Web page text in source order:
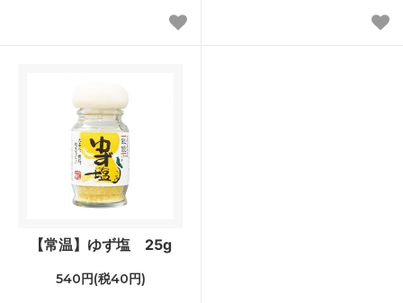
【常温】ゆず塩 25g
540円(税40円)